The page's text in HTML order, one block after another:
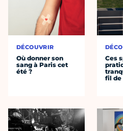
DÉCOUVRIR
Où donner son
sang à Paris cet
été ?
Ces
fil de